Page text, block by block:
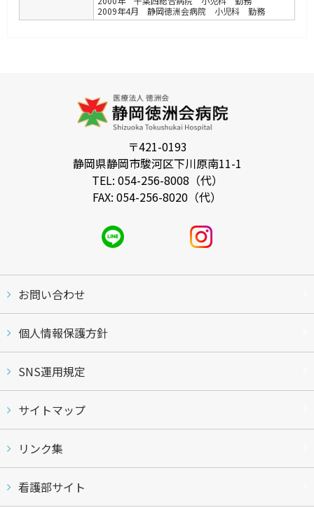
2009年4月 静岡徳洲会病院 小児科 勤務
〒421-0193
静岡県静岡市駿河区下川原南11-1
TEL: 054-256-8008（代）
FAX: 054-256-8020（代）
お問い合わせ
個人情報保護方針
SNS運用規定
サイトマップ
リンク集
看護部サイト